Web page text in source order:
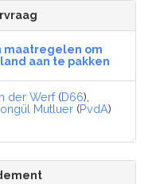
maatregelen om
aan te pakken
der Werf(D66),
Mutluer (PvdA)